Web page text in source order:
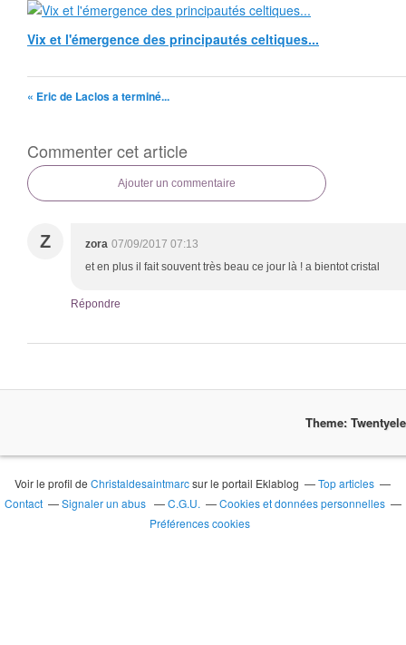
Vix et l'émergence des principautés celtiques...
« Eric de Laclos a terminé...
Commenter cet article
Ajouter un commentaire
Z zora 07/09/2017 07:13
et en plus il fait souvent très beau ce jour là ! a bientot cristal
Répondre
Theme:
Voir le profil deChristaldesaintmarcsur le portail Eklablog
Top articles
Contact
Signaler un abus C.G.U.
Cookies et données personnelles
Préférences cookies